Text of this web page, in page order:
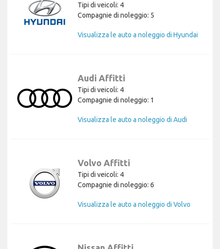
Tipi di veicoli: 4
Compagnie di noleggio: 5
Visualizza le auto a noleggio di Hyundai
Audi Affitti
Tipi di veicoli: 4
Compagnie di noleggio: 1
Visualizza le auto a noleggio di Audi
Volvo Affitti
Tipi di veicoli: 4
Compagnie di noleggio: 6
Visualizza le auto a noleggio di Volvo